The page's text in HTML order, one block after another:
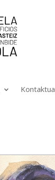
Kontaktua